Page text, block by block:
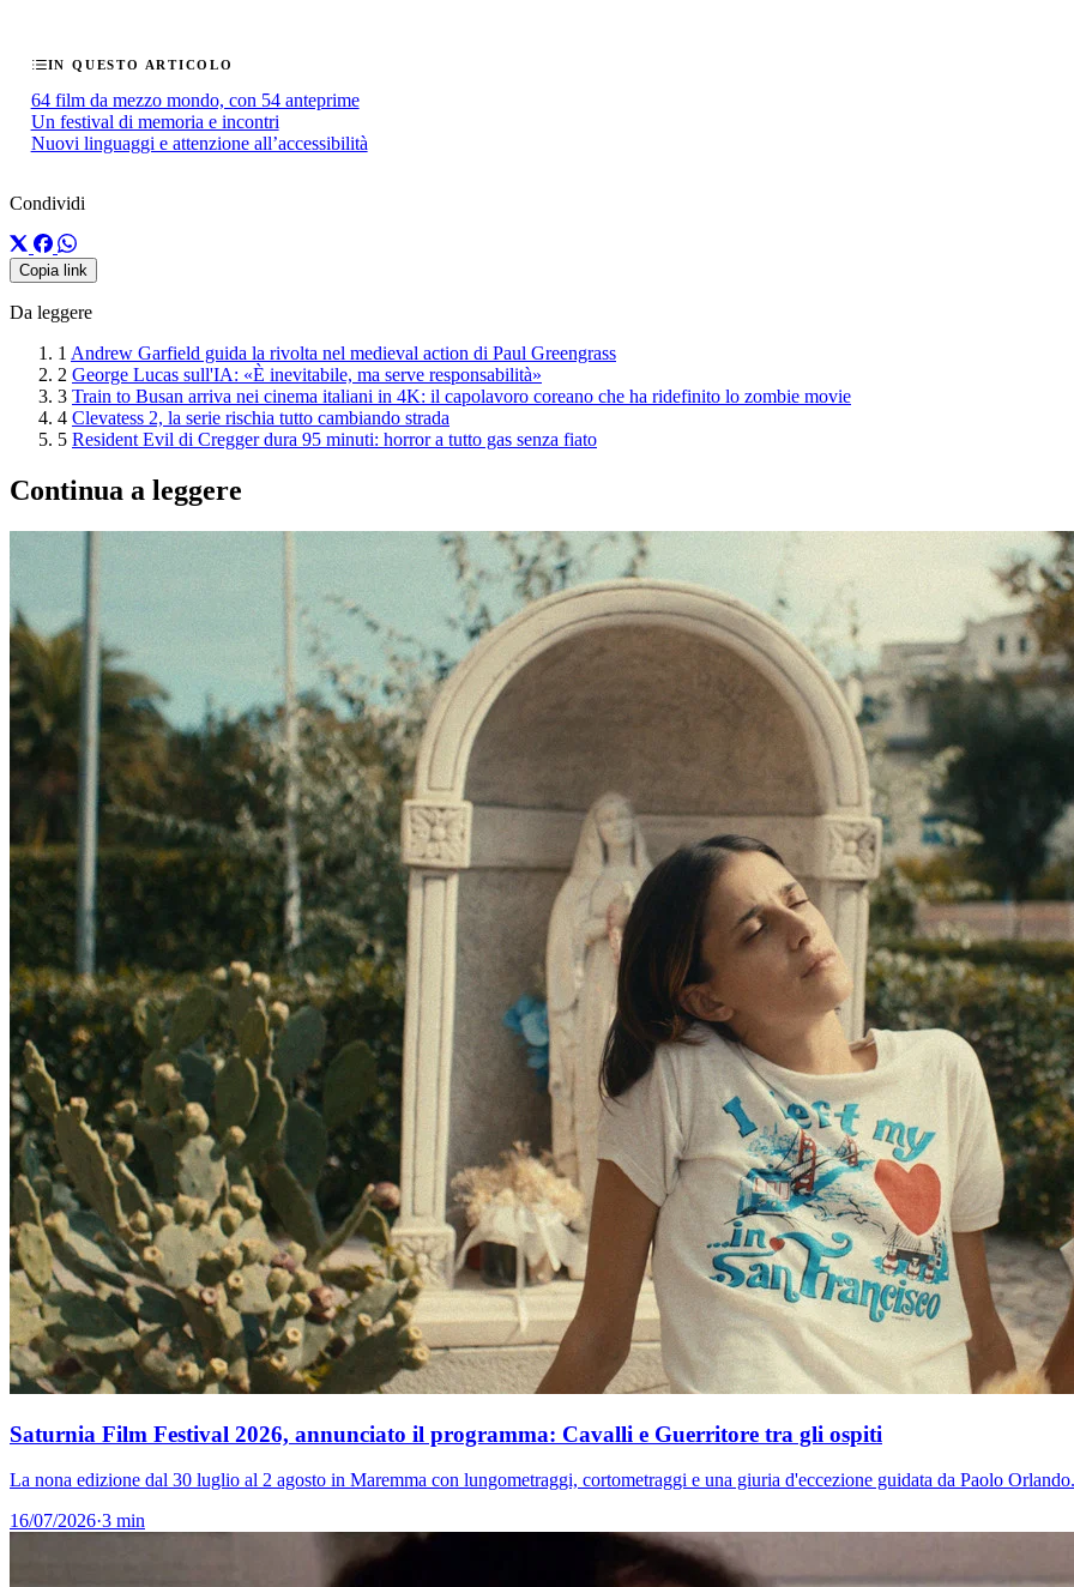
IN QUESTO ARTICOLO
64 film da mezzo mondo, con 54 anteprime
Un festival di memoria e incontri
Nuovi linguaggi e attenzione all’accessibilità
Condividi
Copia link
Da leggere
1 Andrew Garfield guida la rivolta nel medieval action di Paul Greengrass
2 George Lucas sull'IA: «È inevitabile, ma serve responsabilità»
3 Train to Busan arriva nei cinema italiani in 4K: il capolavoro coreano che ha ridefinito lo zombie movie
4 Clevatess 2, la serie rischia tutto cambiando strada
5 Resident Evil di Cregger dura 95 minuti: horror a tutto gas senza fiato
Continua a leggere
Saturnia Film Festival 2026, annunciato il programma: Cavalli e Guerritore tra gli ospiti
La nona edizione dal 30 luglio al 2 agosto in Maremma con lungometraggi, cortometraggi e una giuria d'eccezione guidata da Paolo Orlando.
16/07/2026·3 min